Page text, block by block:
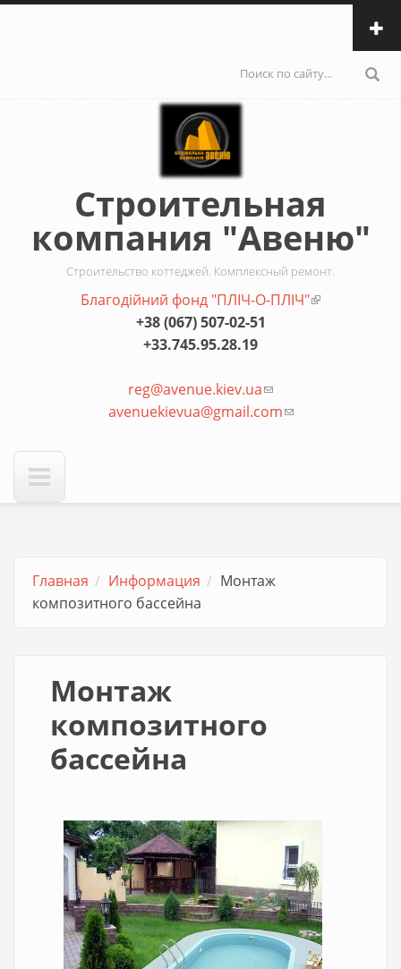
Перейти к основному содержанию
поиска
Строительная
компания "Авеню"
Строительство коттеджей. Комплексный ремонт.
Благодiйний фонд "ПЛIЧ-О-ПЛIЧ"
+38 (067) 507-02-51
+33.745.95.28.19
reg@avenue.kiev.ua
отправки email)
avenuekievua@gmail.com
Главная Информация
Монтаж
композитного бассейна
Монтаж
композитного
бассейна